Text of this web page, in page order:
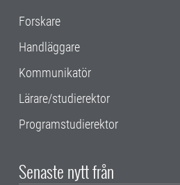
Forskare
Handläggare
Kommunikatör
Lärare/studierektor
Programstudierektor
Senaste nytt från